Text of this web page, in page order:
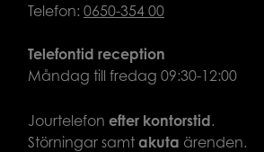
Telefon: 0650-354 00
Telefontid reception
Måndag till fredag 09:30-12:00
Jourtelefon efter kontorstid.
Störningar samt akuta ärenden.